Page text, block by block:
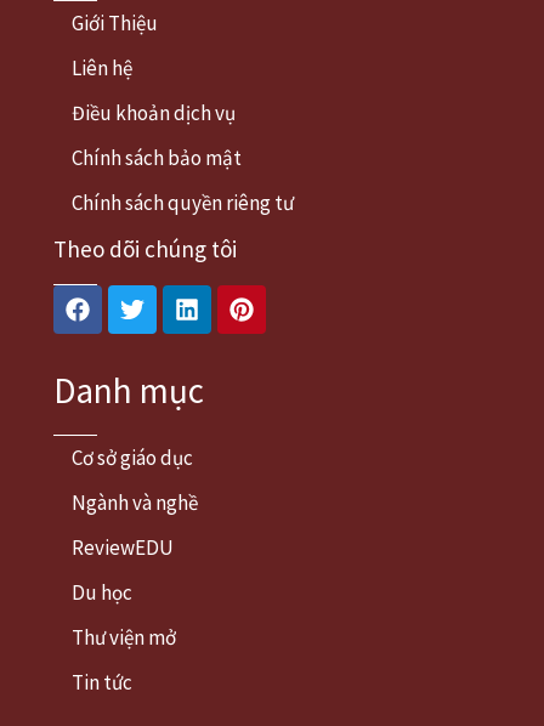
Giới Thiệu
Liên hệ
Điều khoản dịch vụ
Chính sách bảo mật
Chính sách quyền riêng tư
Theo dõi chúng tôi
Facebook
TwitterLinkedinPinterest
Danh mục
Cơ sở giáo dục
Ngành và nghề
ReviewEDU
Du học
Thư viện mở
Tin tức